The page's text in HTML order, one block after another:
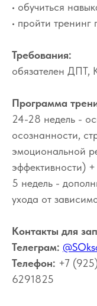
• обучиться
• пройти тренинг
Требования:
обязателен ДПТ,
Программа
24-28 недель -
осознанности,
эмоциональной
эффективности) +
5 недель -
ухода от
Контакты для
Телеграм:
Телефон: +7
6291825